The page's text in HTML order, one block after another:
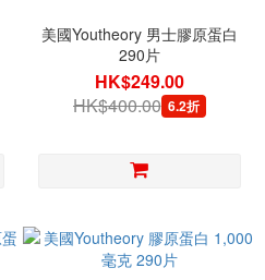
美國Youtheory 男士膠原蛋白
290片
HK$249.00
HK$400.00 6.2折